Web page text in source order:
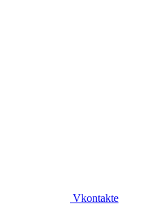
Vkontakte